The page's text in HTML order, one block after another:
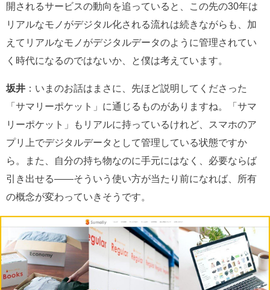
開されるサービスの動向を追っていると、この先の30年は
リアルなモノがデジタル化される流れは続きながらも、加
えてリアルなモノがデジタルデータのように管理されてい
く時代になるのではないか、と僕は考えています。
坂井 ：いまのお話はまさに、先ほど説明してくださった
「サマリーポケット」に通じるものがありますね。「サマ
リーポケット」もリアルに持っているけれど、スマホのア
プリ上でデジタルデータとして管理している状態ですか
ら。また、自分の持ち物なのに手元にはなく、必要ならば
引き出せる――そういう使い方が当たり前になれば、所有
の概念が変わっていきそうです。